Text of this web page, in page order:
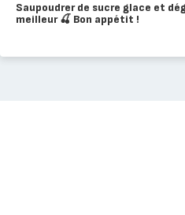
Saupoudrer de sucre glace et
meilleur 🍒 Bon appétit !